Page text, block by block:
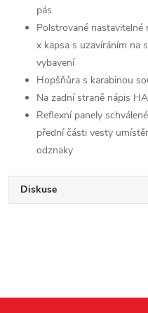
pás
Polstrované
x kapsa s uzavíráním na
vybavení
Hopšňůra s karabinou
Na zadní straně nápis
Reflexní panely
přední části vesty
odznaky
Diskuse